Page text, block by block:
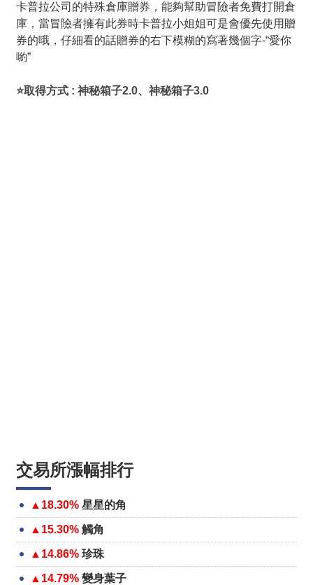
卡普拉公司的特殊倉庫贈券，能夠幫助冒險者免費打開倉
庫，當冒險者擁有此券時卡普拉小姐姐可是會優先使用贈
券的哦，仔細看的話贈券的右下模糊的寫著幾個字-“愛你
喲”
⭐取得方式 : 神秘箱子2.0、神秘箱子3.0
交易所漲幅排行
▲18.30% 星星的角
▲15.30% 觸角
▲14.86% 珍珠
▲14.79% 變身葉子